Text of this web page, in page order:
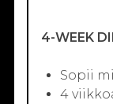
4-WEEK
Sopii
4